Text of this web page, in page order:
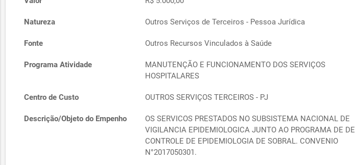
Natureza Outros Serviços de Terceiros - Pessoa Jurídica
Fonte Outros Recursos Vinculados à Saúde
Programa Atividade
MANUTENÇÃO E FUNCIONAMENTO DOS SERVIÇOS
HOSPITALARES
Centro de Custo OUTROS SERVIÇOS TERCEIROS - PJ
Descrição/Objeto do Empenho
OS SERVICOS PRESTADOS NO SUBSISTEMA NACIONAL DE
VIGILANCIA EPIDEMIOLOGICA JUNTO AO PROGRAMA DE DE
CONTROLE DE EPIDEMIOLOGIA DE SOBRAL. CONVENIO
N°2017050301.